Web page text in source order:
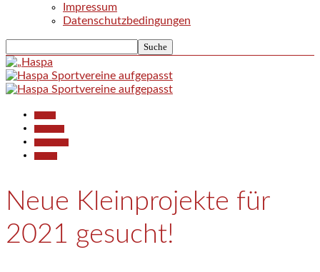
Impressum
Datenschutzbedingungen
Neue Kleinprojekte für
2021 gesucht!